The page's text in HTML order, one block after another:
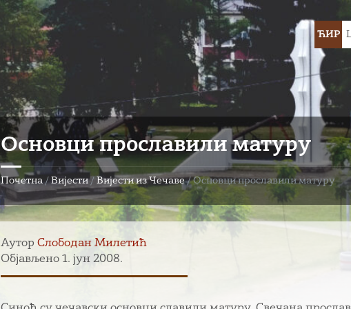
Choose
ЋИР
Основци прославили матуру
Почетна /Вијести/Вијести из Чечаве/Основци прославили матуру
АуторСлободан Милетић
Објављено 1. јун 2008.